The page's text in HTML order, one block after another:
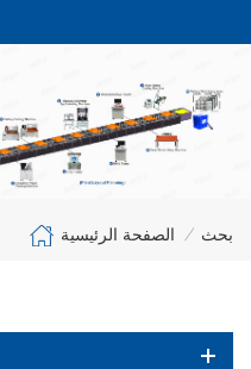
الصفحة الرئيسية / بحث